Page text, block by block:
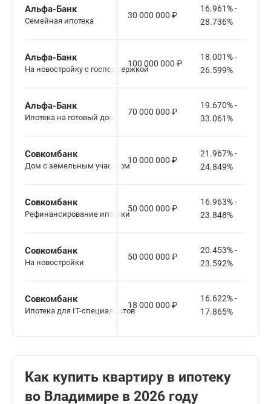
Альфа-Банк
Семейная ипотека
30 000 000 ₽
16.961% -
28.736%
Альфа-Банк
На новостройку с господдержкой
100 000 000 ₽
18.001% -
26.599%
Альфа-Банк
Ипотека на готовый дом
70 000 000 ₽
19.670% -
33.061%
Совкомбанк
Дом с земельным участком
10 000 000 ₽
21.967% -
24.849%
Совкомбанк
Рефинансирование ипотеки
50 000 000 ₽
16.963% -
23.848%
Совкомбанк
На новостройки
50 000 000 ₽
20.453% -
23.592%
Совкомбанк
Ипотека для IT-специалистов
18 000 000 ₽
16.622% -
17.865%
Как купить квартиру в ипотеку
во Владимире в 2026 году